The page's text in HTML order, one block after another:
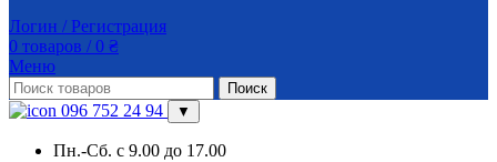
Логин / Регистрация
0 товаров / 0 ₴
Меню
Поиск
096 752 24 94 ▼
Пн.-Сб. с 9.00 до 17.00